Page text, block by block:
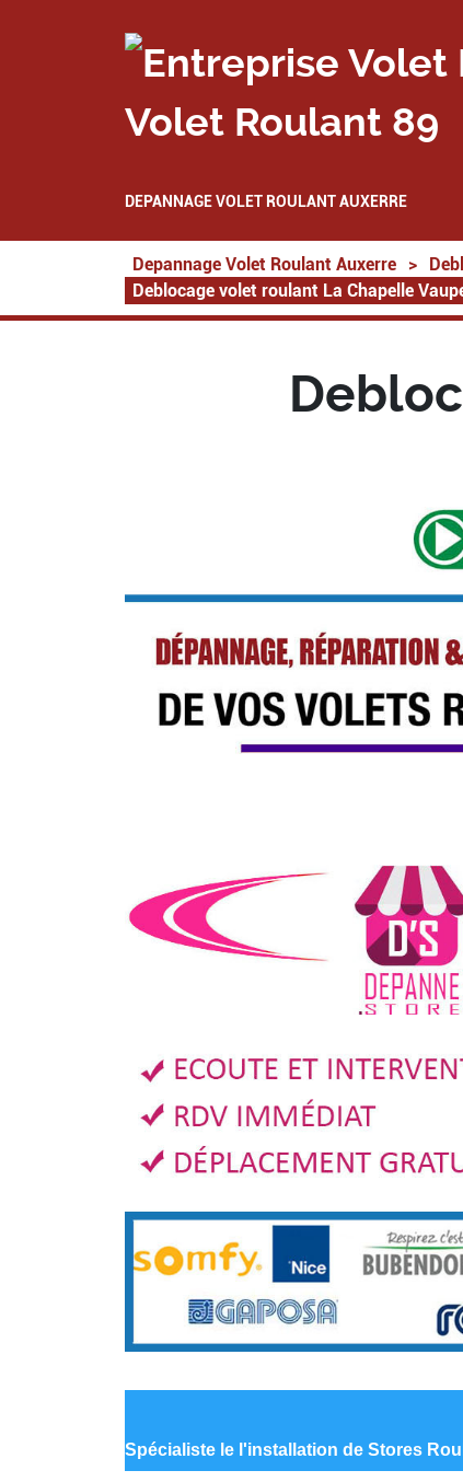
Volet Roulant 89
DEPANNAGE VOLET ROULANT AUXERRE
Depannage Volet Roulant Auxerre >
Deblocage volet roulant La Chapelle
Spécialiste le l'installation de Stores